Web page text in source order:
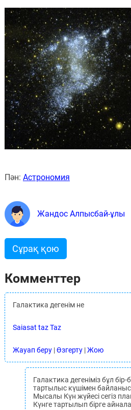
Пән: Астрономия
Жандос Алпысбай-ұлы
Сұрақ қою
Комменттер
Галактика дегенім не
Saiasat taz Taz
Жауап беру|Өзгерту|Жою
Галактика дегеніміз бұл
тартылыс күшімен
Мысалы Күн жүйесі сегіз
Күнге тартылып бірге